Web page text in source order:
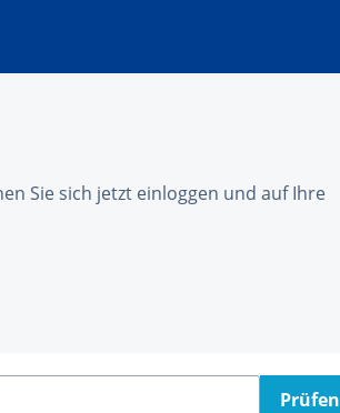
Sie sich jetzt einloggen und auf Ihre
Prüfen